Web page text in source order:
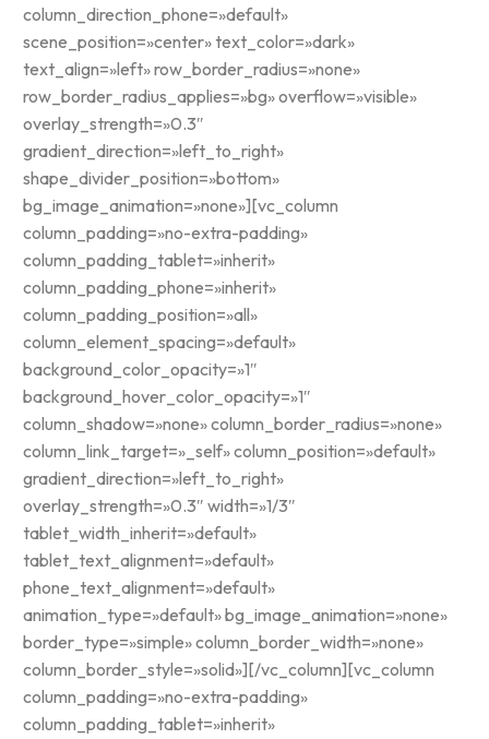
column_direction_phone=»default»
scene_position=»center» text_color=»dark»
text_align=»left» row_border_radius=»none»
row_border_radius_applies=»bg» overflow=»visible»
overlay_strength=»0.3″
gradient_direction=»left_to_right»
shape_divider_position=»bottom»
bg_image_animation=»none»][vc_column
column_padding=»no-extra-padding»
column_padding_tablet=»inherit»
column_padding_phone=»inherit»
column_padding_position=»all»
column_element_spacing=»default»
background_color_opacity=»1″
background_hover_color_opacity=»1″
column_shadow=»none» column_border_radius=»none»
column_link_target=»_self» column_position=»default»
gradient_direction=»left_to_right»
overlay_strength=»0.3″ width=»1/3″
tablet_width_inherit=»default»
tablet_text_alignment=»default»
phone_text_alignment=»default»
animation_type=»default» bg_image_animation=»none»
border_type=»simple» column_border_width=»none»
column_border_style=»solid»][/vc_column][vc_column
column_padding=»no-extra-padding»
column_padding_tablet=»inherit»